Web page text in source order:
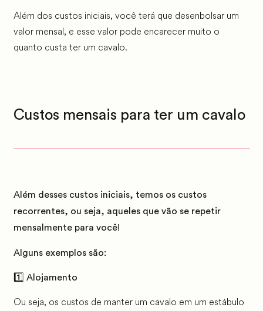
Além dos custos iniciais, você terá que desenbolsar um
valor mensal, e esse valor pode encarecer muito o
quanto custa ter um cavalo.
Custos mensais para ter um cavalo
Além desses custos iniciais, temos os custos
recorrentes, ou seja, aqueles que vão se repetir
mensalmente para você!
Alguns exemplos são:
1️⃣ Alojamento
Ou seja, os custos de manter um cavalo em um estábulo